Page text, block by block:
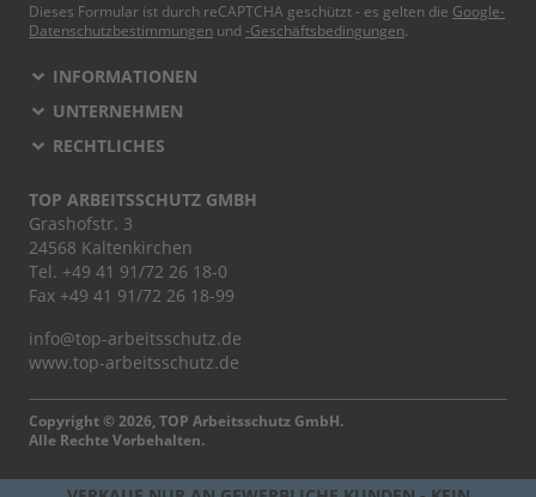
Dieses Formular ist durch reCAPTCHA geschützt - es gelten die Google-
Datenschutzbestimmungen und -Geschäftsbedingungen.
INFORMATIONEN
UNTERNEHMEN
RECHTLICHES
TOP ARBEITSSCHUTZ GMBH
Grashofstr. 3
24568 Kaltenkirchen
Tel. +49 41 91/72 26 18-0
Fax +49 41 91/72 26 18-99
info@top-arbeitsschutz.de
www.top-arbeitsschutz.de
Copyright © 2026, TOP Arbeitsschutz GmbH.
Alle Rechte Vorbehalten.